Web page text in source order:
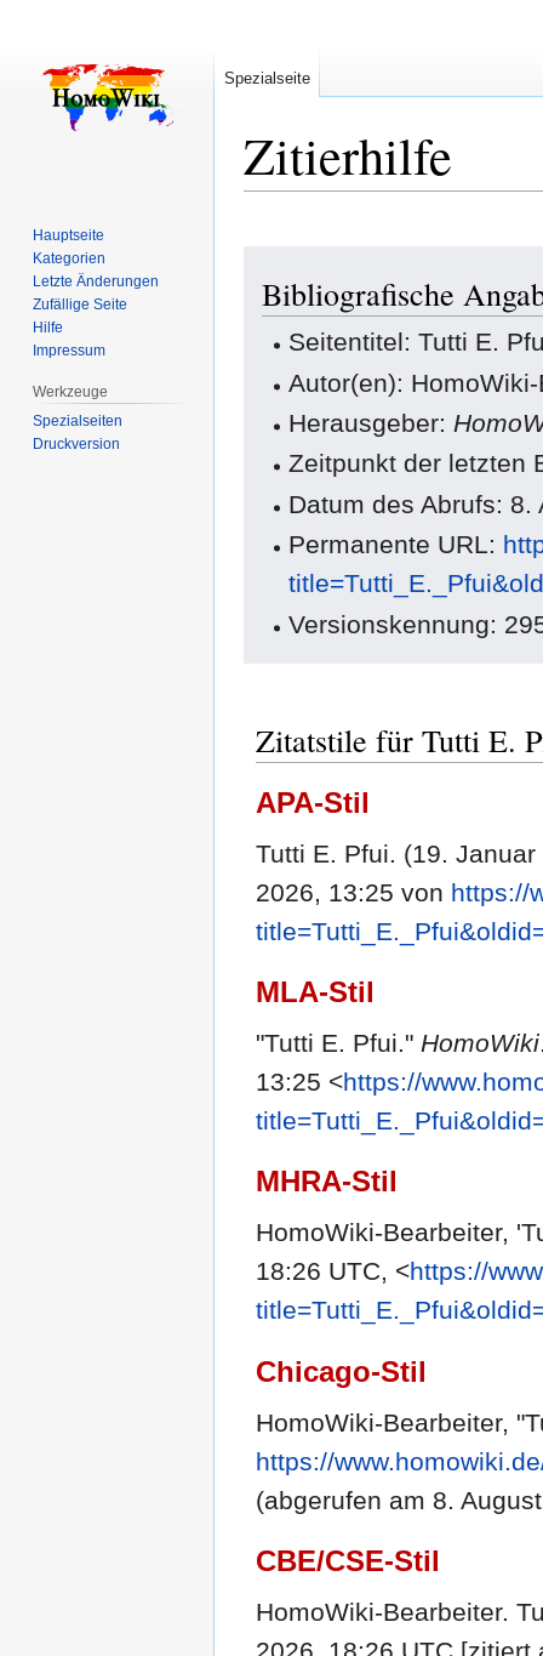
Zitierhilfe
Navigation
springen
Suche
springen
Bibliografische
Seitentitel: Tutti E.
Autor(en):
Herausgeber:
Zeitpunkt der letzten
Datum des Abrufs:
Permanente URL:
Versionskennung:
Zitatstile für Tutti E.
APA-Stil
Tutti E. Pfui. (19.
2026, 13:25 von https://
MLA-Stil
"Tutti E. Pfui." HomoWiki
13:25 <https://
MHRA-Stil
HomoWiki-Bearbeiter,
18:26 UTC, <https://
Chicago-Stil
HomoWiki-Bearbeiter,
https://
(abgerufen am 8.
CBE/CSE-Stil
HomoWiki-Bearbeiter.
Spezialseite
Hauptseite
Kategorien
Letzte Änderungen
Zufällige Seite
Hilfe
Impressum
Werkzeuge
Spezialseiten
Druckversion